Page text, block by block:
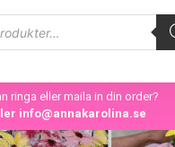
ringa eller maila in din order?
info@annakarolina.se